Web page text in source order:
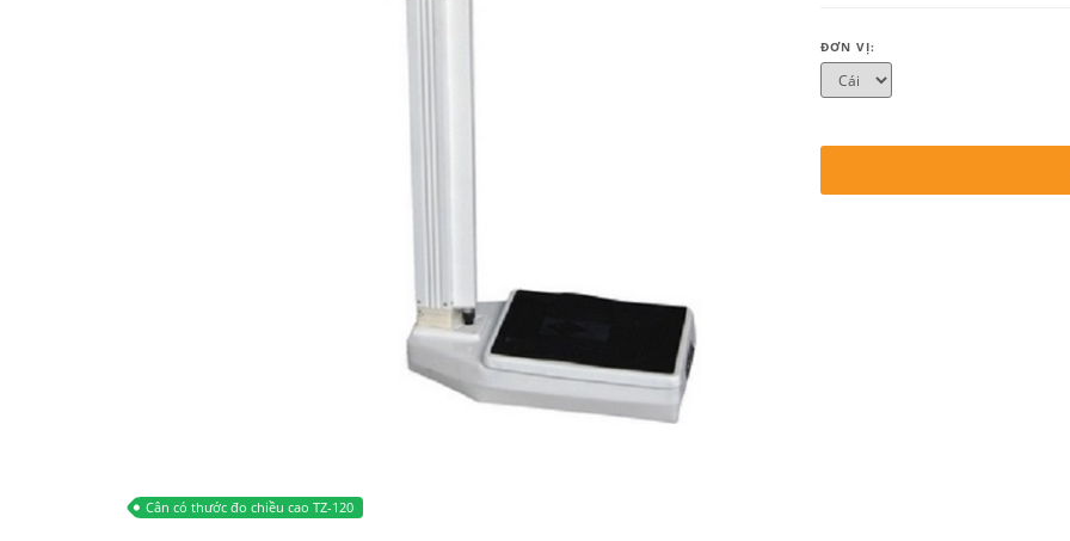
Cân có thước đo chiều cao TZ-120
ĐƠN VỊ: